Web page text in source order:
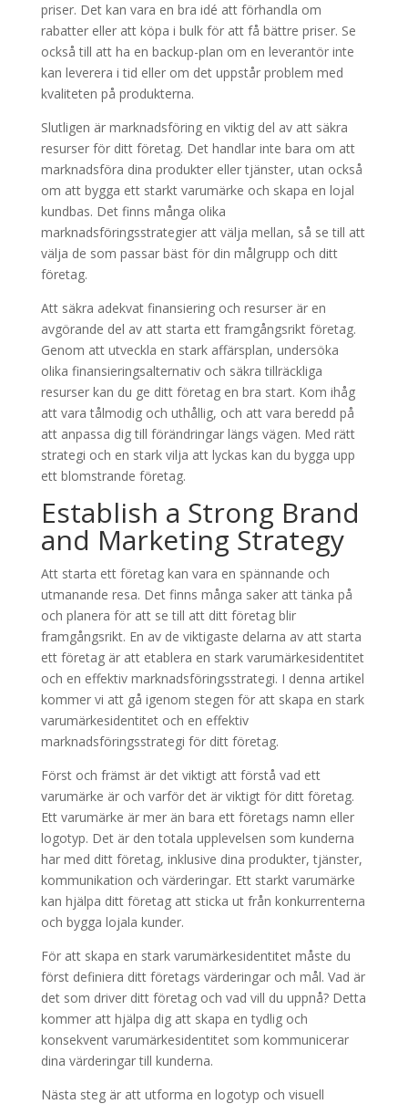
priser. Det kan vara en bra idé att förhandla om
rabatter eller att köpa i bulk för att få bättre priser. Se
också till att ha en backup-plan om en leverantör inte
kan leverera i tid eller om det uppstår problem med
kvaliteten på produkterna.
Slutligen är marknadsföring en viktig del av att säkra
resurser för ditt företag. Det handlar inte bara om att
marknadsföra dina produkter eller tjänster, utan också
om att bygga ett starkt varumärke och skapa en lojal
kundbas. Det finns många olika
marknadsföringsstrategier att välja mellan, så se till att
välja de som passar bäst för din målgrupp och ditt
företag.
Att säkra adekvat finansiering och resurser är en
avgörande del av att starta ett framgångsrikt företag.
Genom att utveckla en stark affärsplan, undersöka
olika finansieringsalternativ och säkra tillräckliga
resurser kan du ge ditt företag en bra start. Kom ihåg
att vara tålmodig och uthållig, och att vara beredd på
att anpassa dig till förändringar längs vägen. Med rätt
strategi och en stark vilja att lyckas kan du bygga upp
ett blomstrande företag.
Establish a Strong Brand
and Marketing Strategy
Att starta ett företag kan vara en spännande och
utmanande resa. Det finns många saker att tänka på
och planera för att se till att ditt företag blir
framgångsrikt. En av de viktigaste delarna av att starta
ett företag är att etablera en stark varumärkesidentitet
och en effektiv marknadsföringsstrategi. I denna artikel
kommer vi att gå igenom stegen för att skapa en stark
varumärkesidentitet och en effektiv
marknadsföringsstrategi för ditt företag.
Först och främst är det viktigt att förstå vad ett
varumärke är och varför det är viktigt för ditt företag.
Ett varumärke är mer än bara ett företags namn eller
logotyp. Det är den totala upplevelsen som kunderna
har med ditt företag, inklusive dina produkter, tjänster,
kommunikation och värderingar. Ett starkt varumärke
kan hjälpa ditt företag att sticka ut från konkurrenterna
och bygga lojala kunder.
För att skapa en stark varumärkesidentitet måste du
först definiera ditt företags värderingar och mål. Vad är
det som driver ditt företag och vad vill du uppnå? Detta
kommer att hjälpa dig att skapa en tydlig och
konsekvent varumärkesidentitet som kommunicerar
dina värderingar till kunderna.
Nästa steg är att utforma en logotyp och visuell